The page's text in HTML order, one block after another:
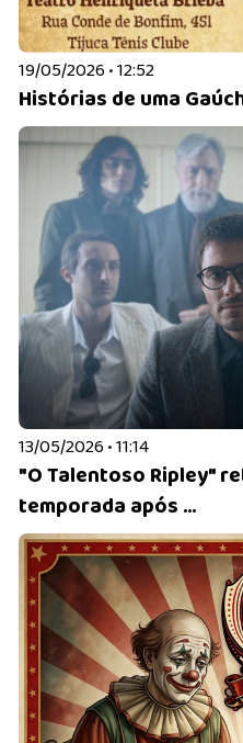
19/05/2026 • 12:52
Histórias de uma
13/05/2026 • 11:14
"O Talentoso Ripley"
temporada após ...